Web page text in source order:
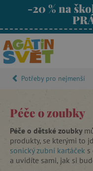
-20 % na
Potřeby pro nejmenší
Péče o zoubky
Péče o dětské zoubky
produkty, se kterými to
sonický zubní kartáček s
a uvidíte sami, jak si